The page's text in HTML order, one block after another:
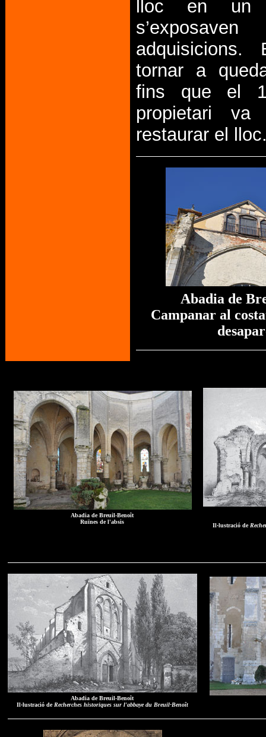
lloc en un
tornar a
fins que el
propietari va
restaurar el
Abadia de
Campanar al
Abadia de Breuil-Benoît
Ruïnes de l'absis
Il·lustració de
Abadia de Breuil-Benoît
Il·lustració de Recherches historiques sur l'abbaye du Breuil-Benoît